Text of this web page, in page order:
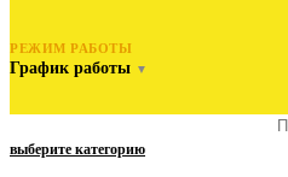
РЕЖИМ РАБОТЫ
График работы ▼
выберите категорию